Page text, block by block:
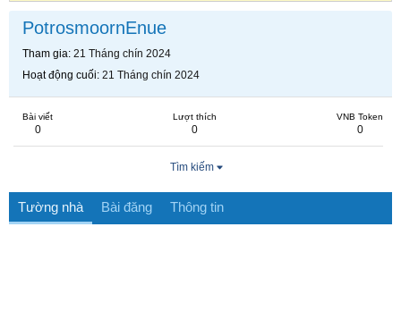
PotrosmoornEnue
Tham gia 21 Tháng chín 2024
Hoạt động cuối 21 Tháng chín 2024
Bài viết
0
Lượt thích
0
VNB Token
0
Tìm kiếm
Tường nhà Bài đăng Thông tin